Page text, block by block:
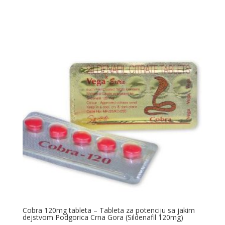
Cobra 120mg tableta – Tableta za potenciju sa jakim
dejstvom Podgorica Crna Gora (Sildenafil 120mg)